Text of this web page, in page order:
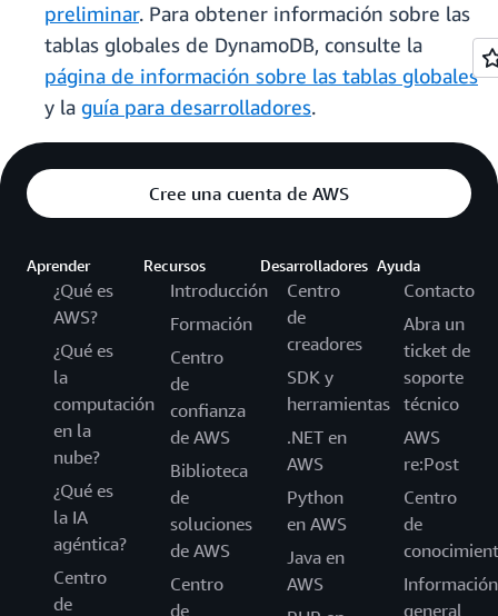
preliminar. Para obtener información sobre las
tablas globales de DynamoDB, consulte la
página de información sobre las tablas globales
y la guía para desarrolladores.
Cree una cuenta de AWS
Aprender
¿Qué es
AWS?
¿Qué es
la
computación
en la
nube?
¿Qué es
la IA
agéntica?
Centro
de
Recursos
Introducción
Formación
Centro
de
confianza
de AWS
Biblioteca
de
soluciones
de AWS
Centro
de
Desarrolladores
Centro
de
creadores
SDK y
herramientas
.NET en
AWS
Python
en AWS
Java en
AWS
Ayuda
Contacto
Abra un
ticket de
soporte
técnico
AWS
re:Post
Centro
de
Información
general